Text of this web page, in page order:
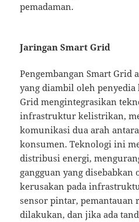
pemadaman.
Jaringan Smart Grid
Pengembangan Smart
yang diambil oleh
Grid mengintegrasikan
infrastruktur kelistrikan,
komunikasi dua arah
konsumen. Teknologi ini
distribusi energi,
gangguan yang
kerusakan pada
sensor pintar, pemantauan
dilakukan, dan jika ada